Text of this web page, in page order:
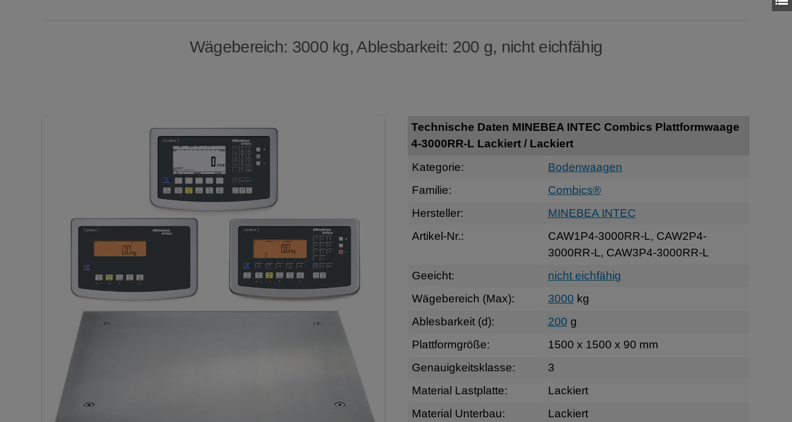
Wägebereich: 3000 kg, Ablesbarkeit: 200 g, nicht eichfähig
Technische Daten MINEBEA INTEC Combics Plattformwaage
4-3000RR-L Lackiert / Lackiert
Kategorie:
Bodenwaagen
Familie:
Combics®
Hersteller:
MINEBEA INTEC
Artikel-Nr.:
CAW1P4-3000RR-L, CAW2P4-
3000RR-L, CAW3P4-3000RR-L
Geeicht:
nicht eichfähig
Wägebereich (Max):
3000 kg
Ablesbarkeit (d):
200 g
Plattformgröße:
1500 x 1500 x 90 mm
Genauigkeitsklasse:
3
Material Lastplatte:
Lackiert
Material Unterbau:
Lackiert